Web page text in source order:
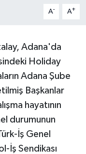
A- A+
Adana'da
Holiday
Adana Şube
Başkanlar
hayatının
durumunun
İş Genel
İş Sendikası